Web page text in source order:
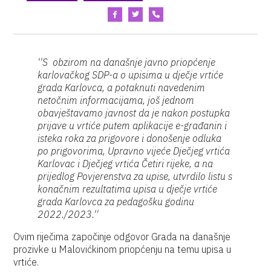
''S obzirom na današnje javno priopćenje
karlovačkog SDP-a o upisima u dječje vrtiće
grada Karlovca, a potaknuti navedenim
netočnim informacijama, još jednom
obavještavamo javnost da je nakon postupka
prijave u vrtiće putem aplikacije e-građanin i
isteka roka za prigovore i donošenje odluka
po prigovorima, Upravno vijeće Dječjeg vrtića
Karlovac i Dječjeg vrtića Četiri rijeke, a na
prijedlog Povjerenstva za upise, utvrdilo listu s
konačnim rezultatima upisa u dječje vrtiće
grada Karlovca za pedagošku godinu
2022./2023.''
Ovim riječima započinje odgovor Grada na današnje
prozivke u Malovićkinom priopćenju na temu upisa u
vrtiće.